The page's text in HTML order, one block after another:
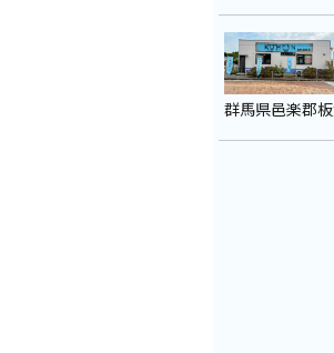
群馬県邑楽郡